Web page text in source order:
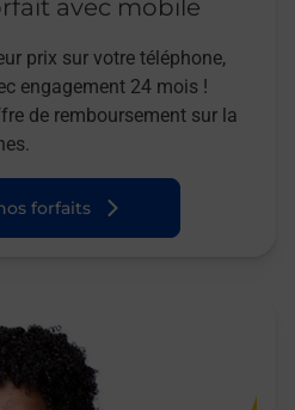
avec mobile
prix sur votre téléphone,
engagement 24 mois !
de remboursement sur la
forfaits